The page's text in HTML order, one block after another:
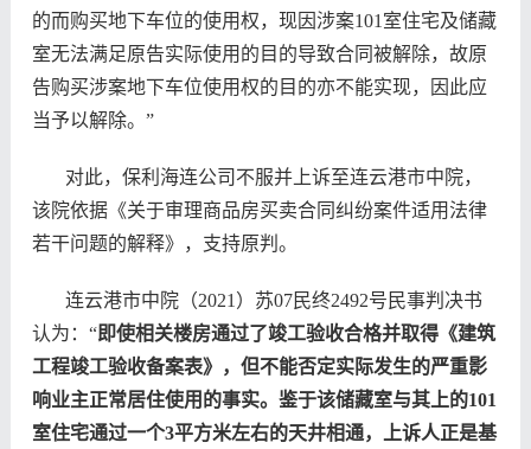
的而购买地下车位的使用权，现因涉案101室住宅及储藏
室无法满足原告实际使用的目的导致合同被解除，故原
告购买涉案地下车位使用权的目的亦不能实现，因此应
当予以解除。”
对此，保利海连公司不服并上诉至连云港市中院，
该院依据《关于审理商品房买卖合同纠纷案件适用法律
若干问题的解释》，支持原判。
连云港市中院（2021）苏07民终2492号民事判决书
认为：“即使相关楼房通过了竣工验收合格并取得《建筑
工程竣工验收备案表》，但不能否定实际发生的严重影
响业主正常居住使用的事实。鉴于该储藏室与其上的101
室住宅通过一个3平方米左右的天井相通，上诉人正是基